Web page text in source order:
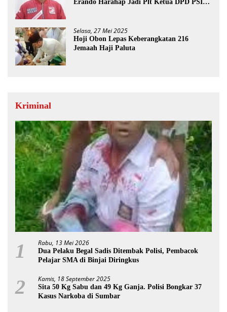
Erando Harahap Jadi Plt Ketua DPD PSI
Selasa, 27 Mei 2025
Hoji Obon Lepas Keberangkatan 216
Jemaah Haji Paluta
Kriminal
1 Rabu, 13 Mei 2026
Dua Pelaku Begal Sadis Ditembak Polisi, Pembacok
Pelajar SMA di Binjai Diringkus
2 Kamis, 18 September 2025
Sita 50 Kg Sabu dan 49 Kg Ganja. Polisi Bongkar 37
Kasus Narkoba di Sumbar